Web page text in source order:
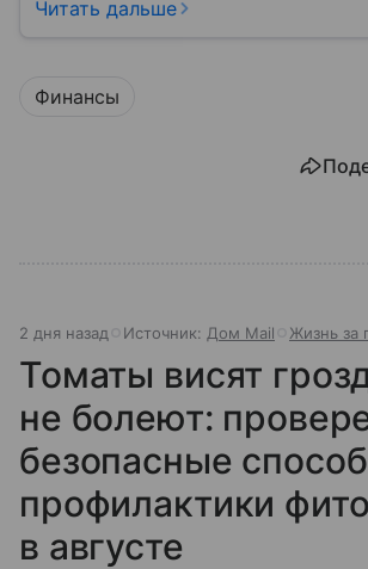
кране, освещение улиц и чистоту во
Читать дальше
Финансы
2 дня назад Источник: Дом Mail Жизнь за
Томаты висят
не болеют:
безопасные
профилактики
в августе